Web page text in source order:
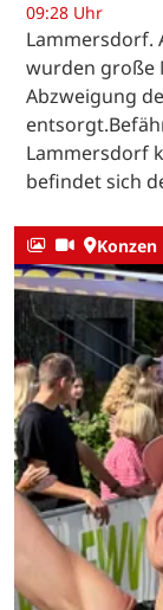
09:28 Uhr
Lammersdorf.
wurden große
Abzweigung
Lammersdorf
befindet sich
Konzen